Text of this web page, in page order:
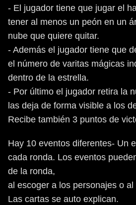
- El jugador tiene que jugar el
tener al menos un peón en un
nube que quiere quitar.
- Además el jugador tiene que
el número de varitas mágicas
dentro de la estrella.
- Por último el jugador retira la
las deja de forma visible a los
Recibe también 3 puntos de
Hay 10 eventos diferentes- Un
cada ronda. Los eventos
de la ronda,
al escoger a los personajes o
Las cartas se auto explican.